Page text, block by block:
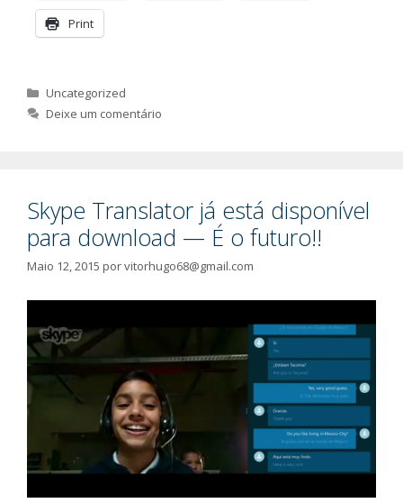
Print
Categorias
Uncategorized
Deixe um comentário
Skype Translator já está disponível
para download — É o futuro!!
Maio 12, 2015 porvitorhugo68@gmail.com